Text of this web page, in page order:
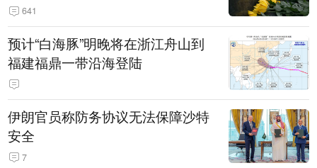
641
预计“白海豚”明晚将在浙江舟山到
福建福鼎一带沿海登陆
伊朗官员称防务协议无法保障沙特
安全
7